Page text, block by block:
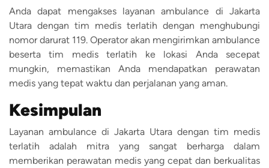
Anda dapat mengakses layanan ambulance di Jakarta
Utara dengan tim medis terlatih dengan menghubungi
nomor darurat 119. Operator akan mengirimkan ambulance
beserta tim medis terlatih ke lokasi Anda secepat
mungkin, memastikan Anda mendapatkan perawatan
medis yang tepat waktu dan perjalanan yang aman.
Kesimpulan
Layanan ambulance di Jakarta Utara dengan tim medis
terlatih adalah mitra yang sangat berharga dalam
memberikan perawatan medis yang cepat dan berkualitas